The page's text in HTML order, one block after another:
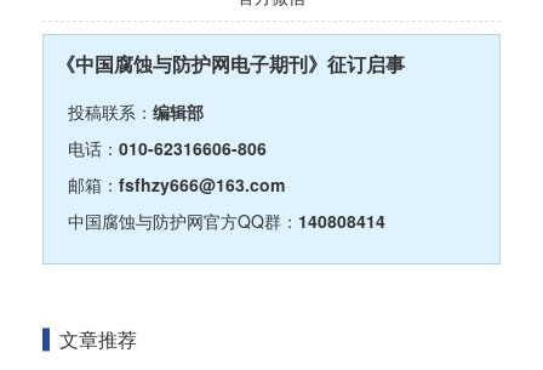
《中国腐蚀与防护网电子期刊》征订启事
投稿联系： 编辑部
电话： 010-62316606-806
邮箱： fsfhzy666@163.com
中国腐蚀与防护网官方QQ群： 140808414
文章推荐